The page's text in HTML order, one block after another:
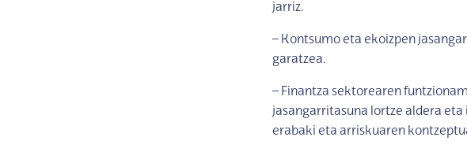
jarriz.
– Kontsumo eta ekoizpen
garatzea.
– Finantza sektorearen
jasangarritasuna lortze aldera
erabaki eta arriskuaren